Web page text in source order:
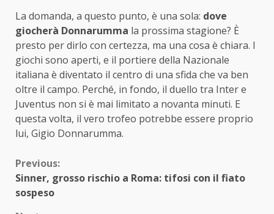
La domanda, a questo punto, è una sola: dove
giocherà Donnarumma la prossima stagione? È
presto per dirlo con certezza, ma una cosa è chiara. I
giochi sono aperti, e il portiere della Nazionale
italiana è diventato il centro di una sfida che va ben
oltre il campo. Perché, in fondo, il duello tra Inter e
Juventus non si è mai limitato a novanta minuti. E
questa volta, il vero trofeo potrebbe essere proprio
lui, Gigio Donnarumma.
Continue
Reading
Previous:
Sinner, grosso rischio a Roma: tifosi con il fiato
sospeso